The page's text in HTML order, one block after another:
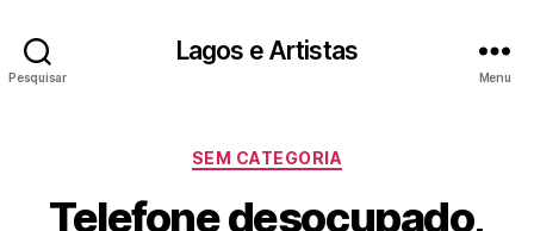
Pesquisar
Lagos e Artistas
Menu
Categorias
SEM CATEGORIA
Telefone desocupado,